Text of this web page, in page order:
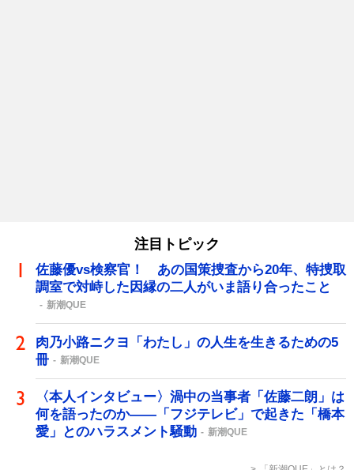
注目トピック
佐藤優vs検察官！ あの国策捜査から20年、特捜取
調室で対峙した因縁の二人がいま語り合ったこと
新潮QUE
肉乃小路ニクヨ「わたし」の人生を生きるための5
冊
新潮QUE
〈本人インタビュー〉渦中の当事者「佐藤二朗」は
何を語ったのか――「フジテレビ」で起きた「橋本
愛」とのハラスメント騒動
新潮QUE